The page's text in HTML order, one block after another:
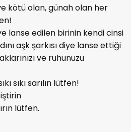
kötü olan, günah olan her
lanse edilen birinin kendi cinsi
aşk şarkısı diye lanse ettiği
ve ruhunuzu
sıkı sarılın lütfen!
lütfen.